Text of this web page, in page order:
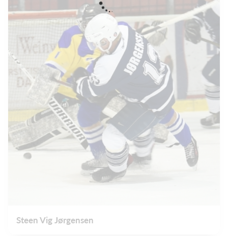
Steen Vig Jørgensen